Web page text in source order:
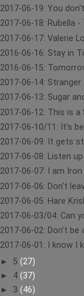
2017-06-19: You
2017-06-18: Rubella
2017-06-17: Valerie
2016-06-16: Stay in
2016-06-15:
2017-06-14:
2017-06-13: Sugar
2017-06-12: This is a
2017-06-10/11: It's
2017-06-09: It gets
2017-06-08: Listen up
2017-06-07: I am Iron
2017-06-06: Don't
2017-06-05: Hare
2017-06-03/04: Can
2017-06-02: Don't be
2017-06-01: I know I
► 5 (27)
► 4 (37)
► 3 (46)